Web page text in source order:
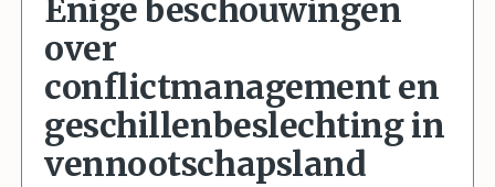
Enige beschouwingen
over
conflictmanagement en
geschillenbeslechting in
vennootschapsland